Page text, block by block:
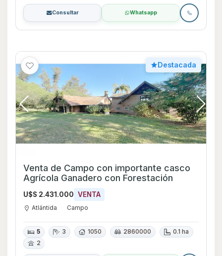
Consultar Whatsapp
Destacada
Venta de Campo con importante casco
Agrícola Ganadero con Forestación
U$S 2.431.000 VENTA
Atlántida Campo
5 3 1050 2860000
0.1 ha
2